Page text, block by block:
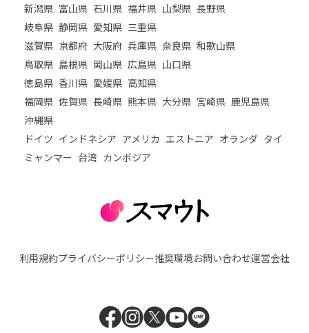
新潟県 富山県 石川県 福井県 山梨県 長野県
岐阜県 静岡県 愛知県 三重県
滋賀県 京都府 大阪府 兵庫県 奈良県 和歌山県
鳥取県 島根県 岡山県 広島県 山口県
徳島県 香川県 愛媛県 高知県
福岡県 佐賀県 長崎県 熊本県 大分県 宮崎県 鹿児島県
沖縄県
ドイツ インドネシア アメリカ エストニア オランダ タイ
ミャンマー 台湾 カンボジア
利用規約プライバシーポリシー推奨環境お問い合わせ運営会社